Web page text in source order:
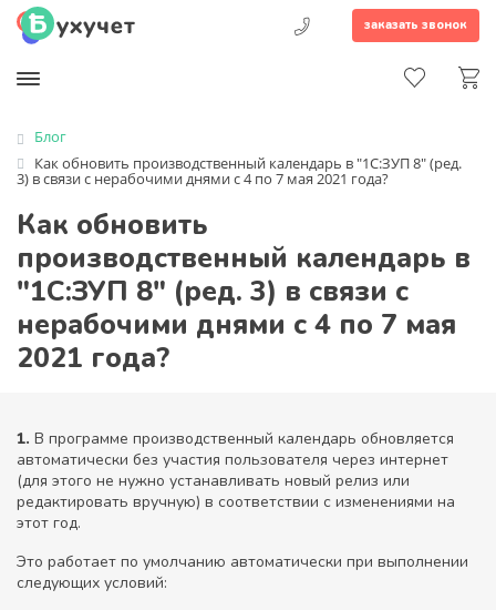
заказать звонок
Блог
Как обновить производственный календарь в "1С:ЗУП 8" (ред.
3) в связи с нерабочими днями с 4 по 7 мая 2021 года?
Как обновить
производственный календарь в
"1С:ЗУП 8" (ред. 3) в связи с
нерабочими днями с 4 по 7 мая
2021 года?
1. В программе производственный календарь обновляется
автоматически без участия пользователя через интернет
(для этого не нужно устанавливать новый релиз или
редактировать вручную) в соответствии с изменениями на
этот год.
Это работает по умолчанию автоматически при выполнении
следующих условий: